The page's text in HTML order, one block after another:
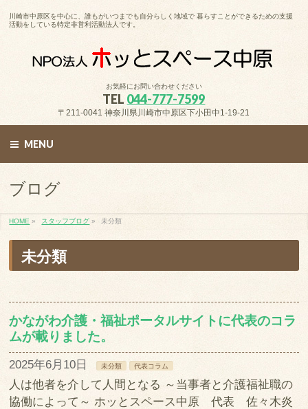
川崎市中原区を中心に、誰もがいつまでも自分らしく地域で 暮らすことができるための支援
活動をしている特定非営利活動法人です。
お気軽にお問い合わせください
TEL 044-777-7599
〒211-0041 神奈川県川崎市中原区下小田中1-19-21
MENU
ブログ
HOME » スタッフブログ » 未分類
未分類
かながわ介護・福祉ポータルサイトに代表のコラ
ムが載りました。
2025年6月10日 未分類 代表コラム
人は他者を介して人間となる ～当事者と介護福祉職の
協働によって～ ホッとスペース中原 代表 佐々木炎